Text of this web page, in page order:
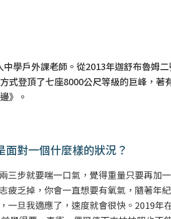
學戶外課老師。從2013年迦舒布魯姆
式登頂了七座8000公尺等級的巨峰，著
》。
對一個什麼樣的狀況？
三步就要喘一口氣，覺得重量只要再加
疲乏掉，你會一直想要有氧氣，隨著年
一旦我適應了，速度就會很快。2019年